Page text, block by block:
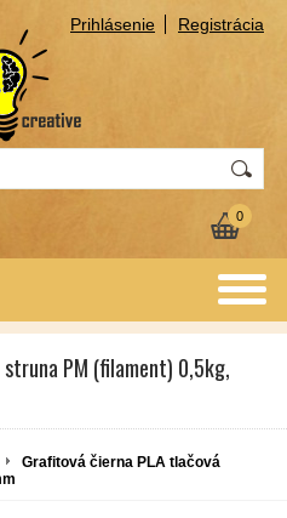
Prihlásenie Registrácia
0
PM (filament) 0,5kg,
Grafitová čierna PLA tlačová